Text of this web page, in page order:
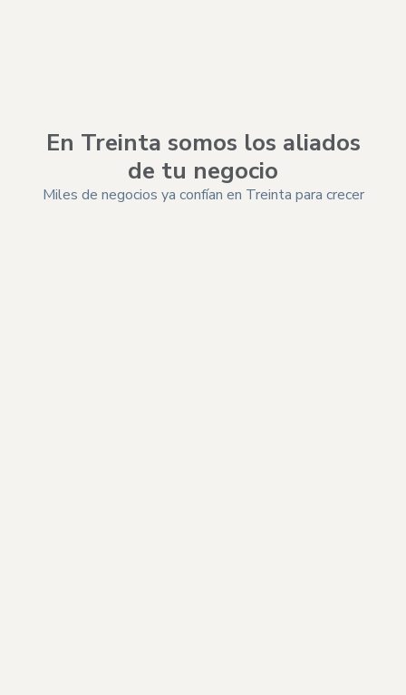
En Treinta somos los aliados
de tu negocio
Miles de negocios ya confían en Treinta para crecer